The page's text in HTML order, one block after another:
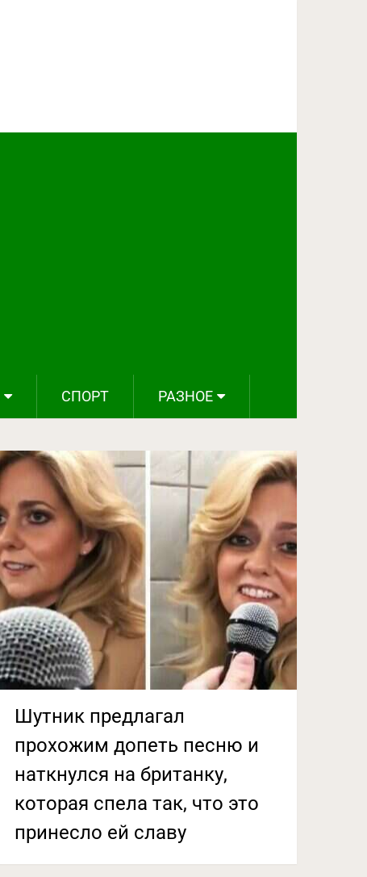
СПОРТ РАЗНОЕ
Шутник предлагал
прохожим допеть песню и
наткнулся на британку,
которая спела так, что это
принесло ей славу